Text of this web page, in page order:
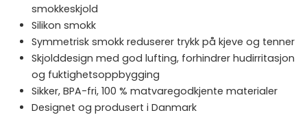
smokkeskjold
Silikon smokk
Symmetrisk smokk reduserer trykk på kjeve og tenner
Skjolddesign med god lufting, forhindrer hudirritasjon
og fuktighetsoppbygging
Sikker, BPA-fri, 100 % matvaregodkjente materialer
Designet og produsert i Danmark